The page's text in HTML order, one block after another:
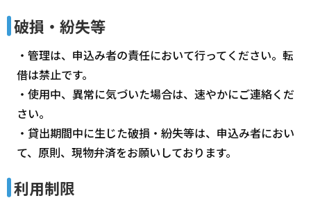
破損・紛失等
・管理は、申込み者の責任において行ってください。転
借は禁止です。
・使用中、異常に気づいた場合は、速やかにご連絡くだ
さい。
・貸出期間中に生じた破損・紛失等は、申込み者におい
て、原則、現物弁済をお願いしております。
利用制限